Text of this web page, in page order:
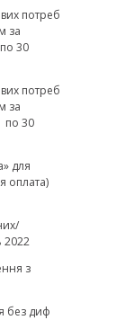
потреб
за
30
потреб
за
по 30
для
оплата)
2022
з
без диф